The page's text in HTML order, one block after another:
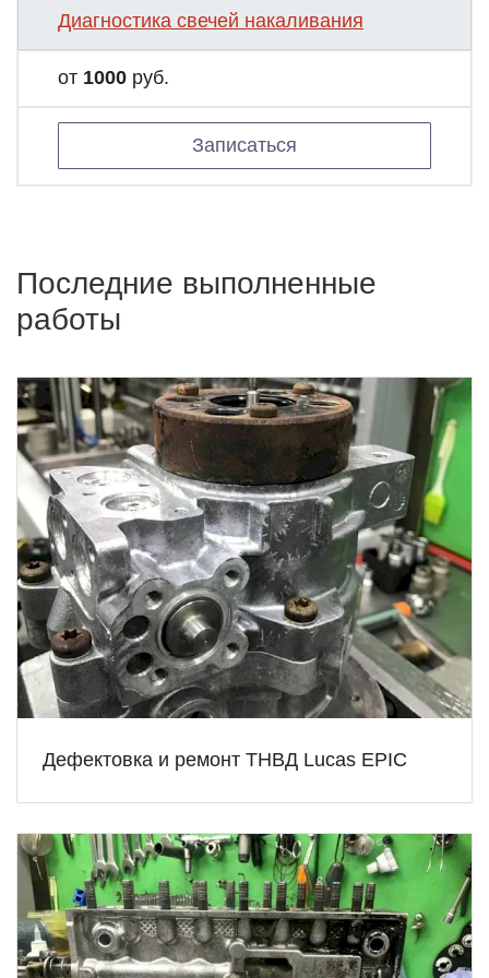
Диагностика свечей накаливания
от 1000 руб.
Записаться
Последние выполненные
работы
Дефектовка и ремонт ТНВД Lucas EPIC